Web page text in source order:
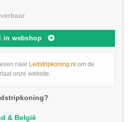
in webshop
naar Ledstripkoning.nl om de
onze website.
& België